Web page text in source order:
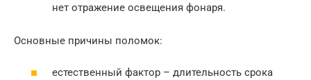
нет отражение освещения фонаря.
Основные причины поломок:
естественный фактор – длительность срока